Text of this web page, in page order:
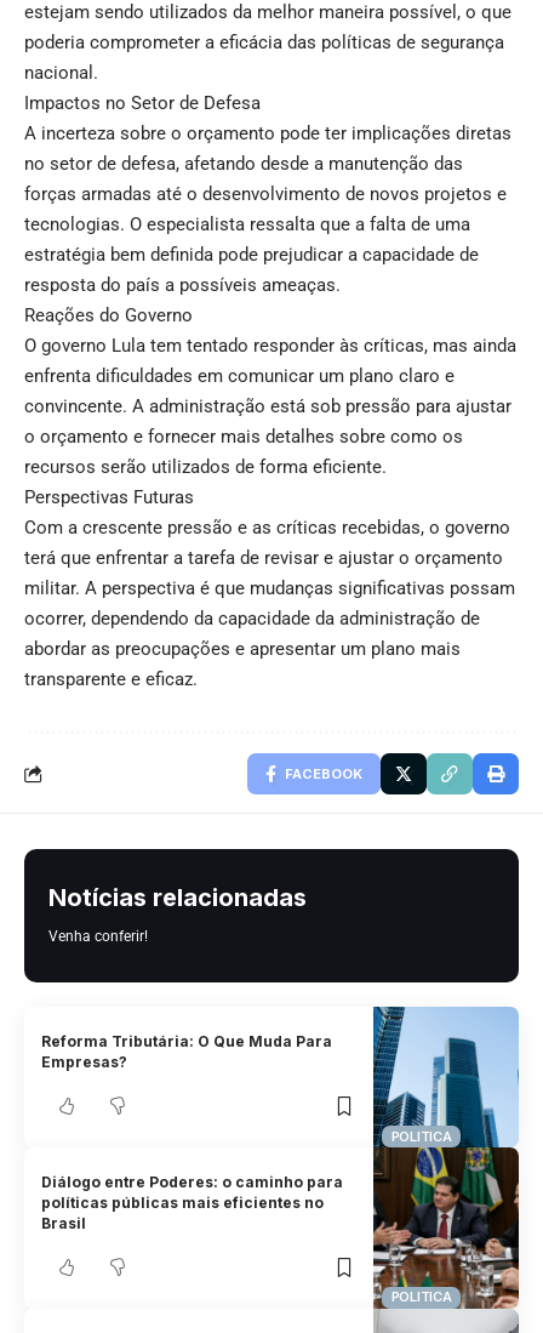
estejam sendo utilizados da melhor maneira possível, o que
poderia comprometer a eficácia das políticas de segurança
nacional.
Impactos no Setor de Defesa
A incerteza sobre o orçamento pode ter implicações diretas
no setor de defesa, afetando desde a manutenção das
forças armadas até o desenvolvimento de novos projetos e
tecnologias. O especialista ressalta que a falta de uma
estratégia bem definida pode prejudicar a capacidade de
resposta do país a possíveis ameaças.
Reações do Governo
O governo Lula tem tentado responder às críticas, mas ainda
enfrenta dificuldades em comunicar um plano claro e
convincente. A administração está sob pressão para ajustar
o orçamento e fornecer mais detalhes sobre como os
recursos serão utilizados de forma eficiente.
Perspectivas Futuras
Com a crescente pressão e as críticas recebidas, o governo
terá que enfrentar a tarefa de revisar e ajustar o orçamento
militar. A perspectiva é que mudanças significativas possam
ocorrer, dependendo da capacidade da administração de
abordar as preocupações e apresentar um plano mais
transparente e eficaz.
FACEBOOK
Notícias relacionadas
Venha conferir!
POLITICA
Reforma Tributária: O Que Muda Para
Empresas?
POLITICA
Diálogo entre Poderes: o caminho para
políticas públicas mais eficientes no
Brasil